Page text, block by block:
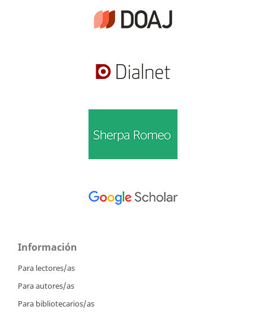
Información
Para lectores/as
Para autores/as
Para bibliotecarios/as